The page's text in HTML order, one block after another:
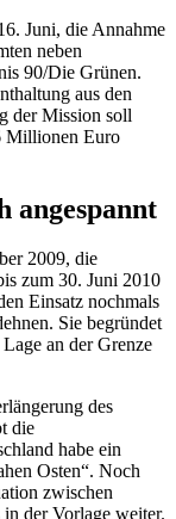
Juni, die Annahme
neben
90/Die Grünen.
aus den
der Mission soll
Millionen Euro
angespannt
2009, die
zum 30. Juni 2010
Einsatz nochmals
Sie begründet
an der Grenze
des
die
habe ein
Osten“. Noch
zwischen
der Vorlage weiter.